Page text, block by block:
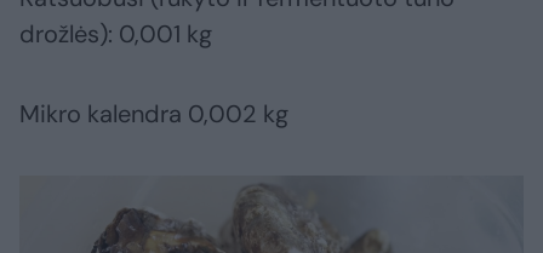
drožlės): 0,001 kg
Mikro kalendra 0,002 kg